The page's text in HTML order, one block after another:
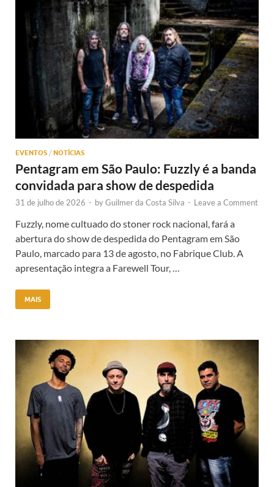
EVENTOS / NOTÍCIAS
Pentagram em São Paulo: Fuzzly é a banda
convidada para show de despedida
31 de julho de 2026 - byGuilmer da Costa Silva - Leave a Comment
Fuzzly, nome cultuado do stoner rock nacional, fará a
abertura do show de despedida do Pentagram em São
Paulo, marcado para 13 de agosto, no Fabrique Club. A
apresentação integra a Farewell Tour, …
MAIS